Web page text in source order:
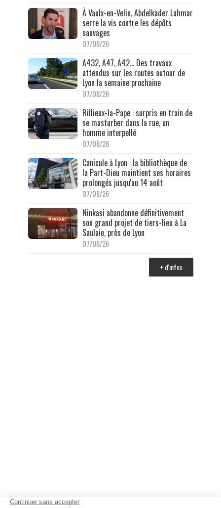
À Vaulx-en-Velin, Abdelkader Lahmar
serre la vis contre les dépôts
sauvages
07/08/26
A432, A47, A42… Des travaux
attendus sur les routes autour de
Lyon la semaine prochaine
07/08/26
Rillieux-la-Pape : surpris en train de
se masturber dans la rue, un
homme interpellé
07/08/26
Canicule à Lyon : la bibliothèque de
la Part-Dieu maintient ses horaires
prolongés jusqu'au 14 août
07/08/26
Ninkasi abandonne définitivement
son grand projet de tiers-lieu à La
Saulaie, près de Lyon
07/08/26
+ d'infos